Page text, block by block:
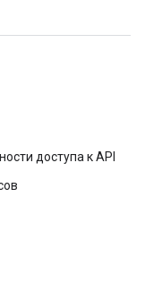
доступа к API